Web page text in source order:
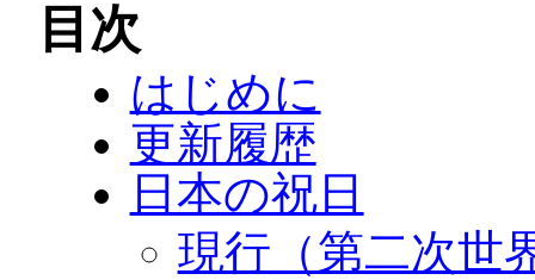
目次
はじめに
更新履歴
日本の祝日
現行（第二次世